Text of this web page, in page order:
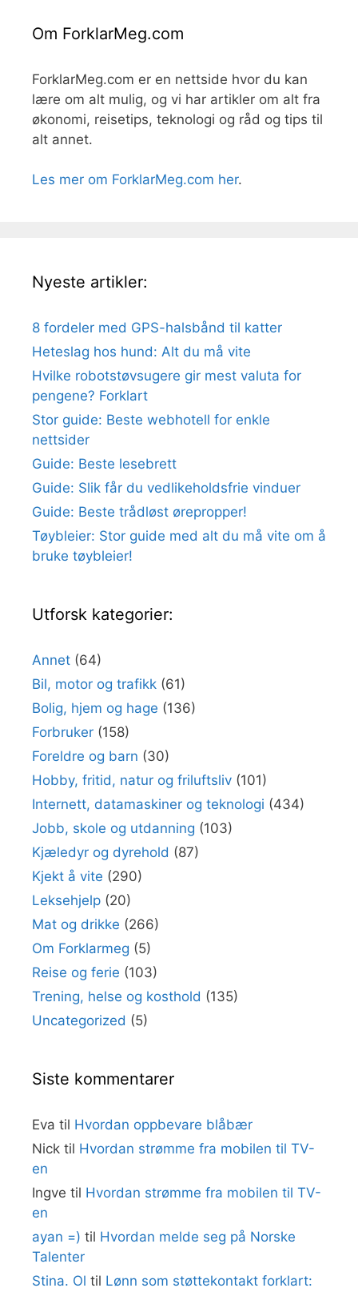
Om ForklarMeg.com
ForklarMeg.com er en nettside hvor du kan
lære om alt mulig, og vi har artikler om alt fra
økonomi, reisetips, teknologi og råd og tips til
alt annet.
Les mer om ForklarMeg.com her.
Nyeste artikler:
8 fordeler med GPS-halsbånd til katter
Heteslag hos hund: Alt du må vite
Hvilke robotstøvsugere gir mest valuta for
pengene? Forklart
Stor guide: Beste webhotell for enkle
nettsider
Guide: Beste lesebrett
Guide: Slik får du vedlikeholdsfrie vinduer
Guide: Beste trådløst ørepropper!
Tøybleier: Stor guide med alt du må vite om å
bruke tøybleier!
Utforsk kategorier:
Annet (64)
Bil, motor og trafikk (61)
Bolig, hjem og hage (136)
Forbruker (158)
Foreldre og barn (30)
Hobby, fritid, natur og friluftsliv (101)
Internett, datamaskiner og teknologi (434)
Jobb, skole og utdanning (103)
Kjæledyr og dyrehold (87)
Kjekt å vite (290)
Leksehjelp (20)
Mat og drikke (266)
Om Forklarmeg (5)
Reise og ferie (103)
Trening, helse og kosthold (135)
Uncategorized (5)
Siste kommentarer
Eva til Hvordan oppbevare blåbær
Nick til Hvordan strømme fra mobilen til TV-
en
Ingve til Hvordan strømme fra mobilen til TV-
en
ayan =) til Hvordan melde seg på Norske
Talenter
Stina. Ol til Lønn som støttekontakt forklart: